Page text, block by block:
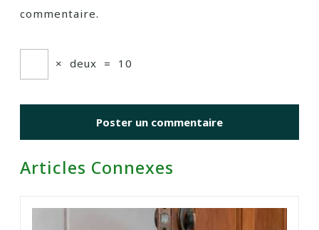
commentaire.
× deux = 10
Articles Connexes